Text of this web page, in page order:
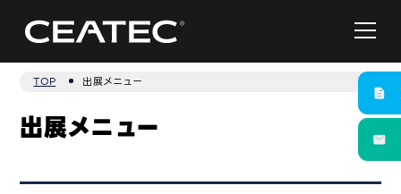
TOP 出展メニュー
出展メニュー